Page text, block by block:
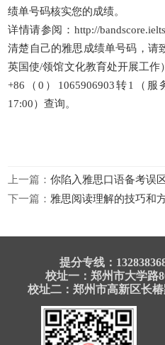
绩单号码核实您的成绩。
详情请参阅：http://
清楚自己的雅思成绩单号码，请
英国使/领馆文化教育处开展工作
+86（0）1065906903转1（
17:00）查询。
上一篇：你陷入雅思口语备考误
下一篇： 雅思阅读理解的技巧和
提分专线：
校址一：郑州市大学路
校址二：郑州市高新区长